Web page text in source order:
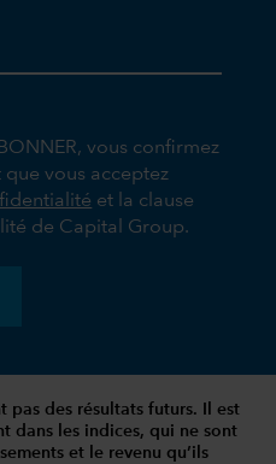
vous confirmez
que vous acceptez
et la clause
de Capital Group.
pas des résultats futurs. Il est
dans les indices, qui ne sont
et le revenu qu’ils